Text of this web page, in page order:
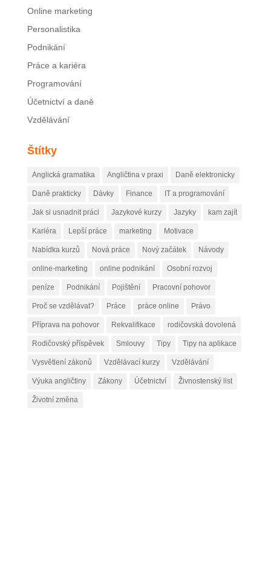
Online marketing
Personalistika
Podnikání
Práce a kariéra
Programování
Účetnictví a daně
Vzdělávání
Štítky
Anglická gramatika Angličtina v praxi Daně elektronicky
Daně prakticky Dávky Finance IT a programování
Jak si usnadnit práci Jazykové kurzy Jazyky kam zajít
Kariéra Lepší práce marketing Motivace
Nabídka kurzů Nová práce Nový začátek Návody
online-marketing online podnikání Osobní rozvoj
peníze Podnikání Pojištění Pracovní pohovor
Proč se vzdělávat? Práce práce online Právo
Příprava na pohovor Rekvalifikace rodičovská dovolená
Rodičovský příspěvek Smlouvy Tipy Tipy na aplikace
Vysvětlení zákonů Vzdělávací kurzy Vzdělávání
Výuka angličtiny Zákony Účetnictví Živnostenský list
Životní změna